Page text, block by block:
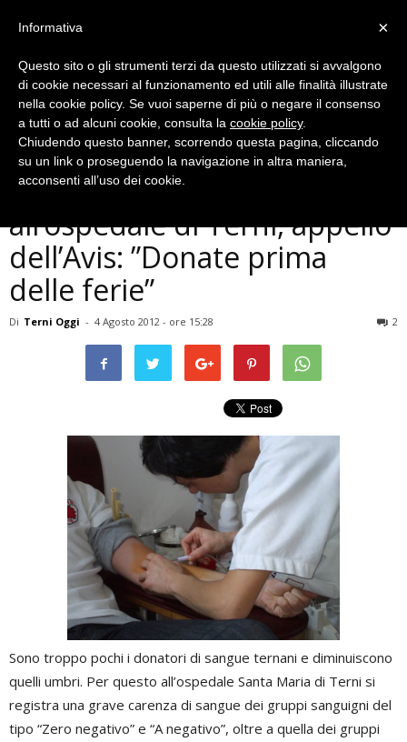
Cronaca
Grave carenza di sangue
all’ospedale di Terni, appello
dell’Avis: ”Donate prima
delle ferie”
Di Terni Oggi - 4 Agosto 2012 - ore 15:28 2
Sono troppo pochi i donatori di sangue ternani e diminuiscono
quelli umbri. Per questo all’ospedale Santa Maria di Terni si
registra una grave carenza di sangue dei gruppi sanguigni del
tipo “Zero negativo” e “A negativo”, oltre a quella dei gruppi
×
Informativa
Questo sito o gli strumenti terzi da questo utilizzati si avvalgono
di cookie necessari al funzionamento ed utili alle finalità illustrate
nella cookie policy. Se vuoi saperne di più o negare il consenso
a tutti o ad alcuni cookie, consulta la cookie policy.
Chiudendo questo banner, scorrendo questa pagina, cliccando
su un link o proseguendo la navigazione in altra maniera,
acconsenti all’uso dei cookie.